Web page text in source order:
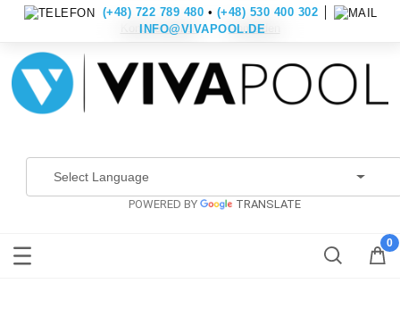
Konto erstellen Anmelden
POWERED BY TRANSLATE
(+48) 722 789 480 • (+48) 530 400 302
INFO@VIVAPOOL.DE